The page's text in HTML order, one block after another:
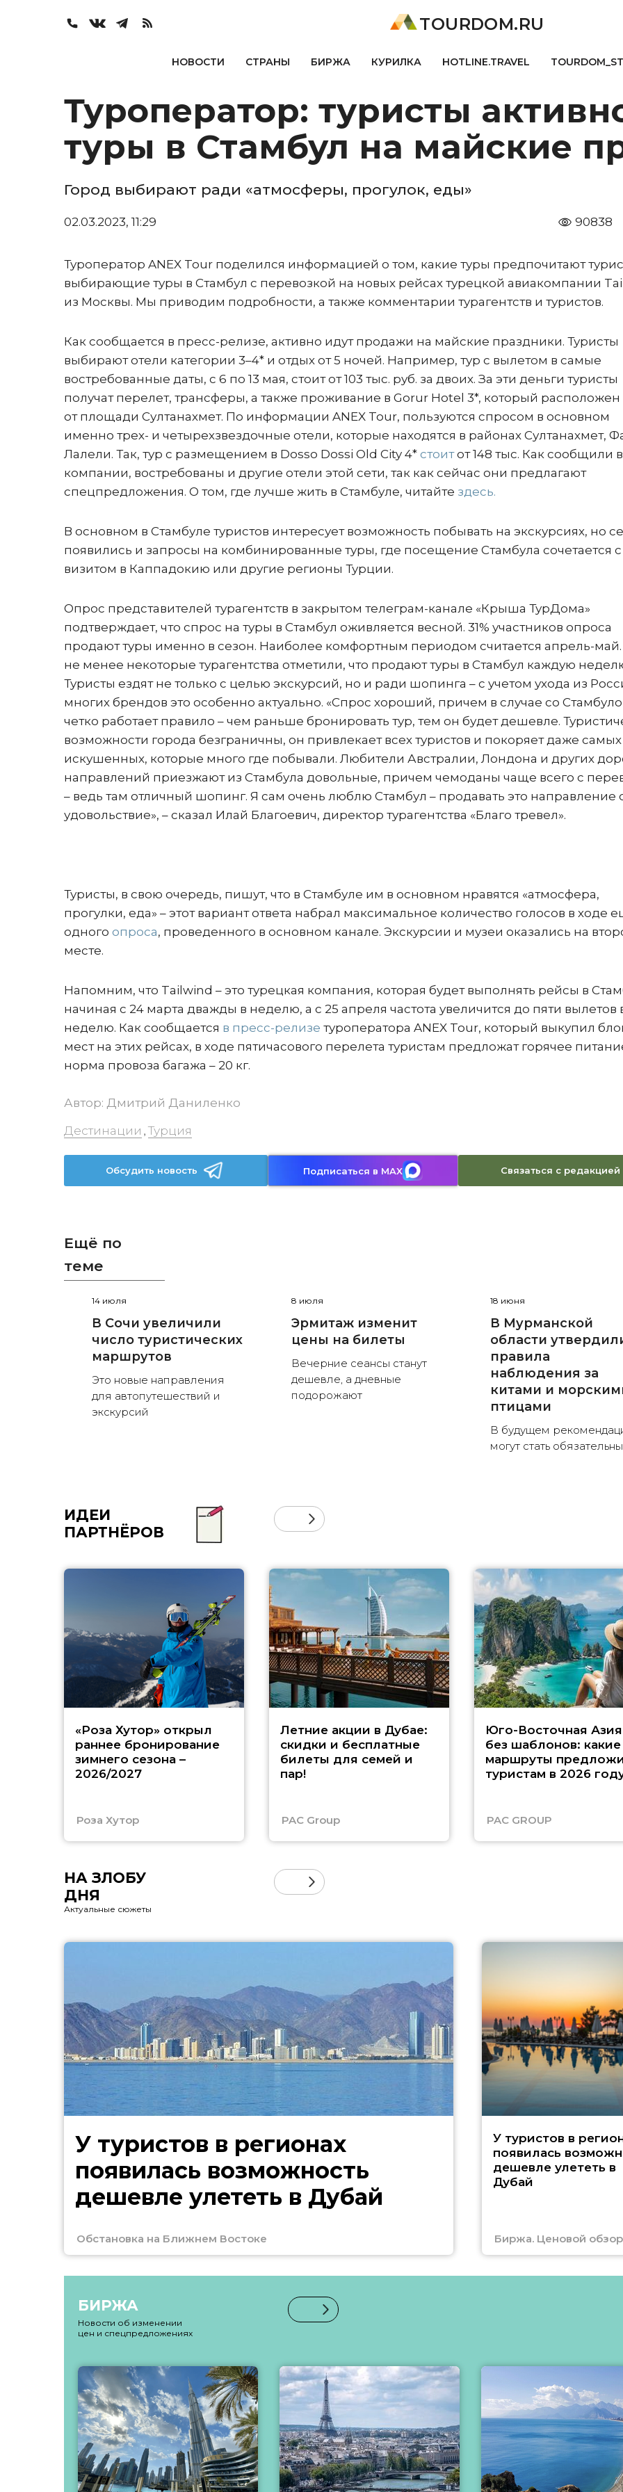
TOURDOM.RU
НОВОСТИ СТРАНЫ БИРЖА КУРИЛКА HOTLINE.TRAVEL
Туроператор: туристы
туры в Стамбул на майские
Город выбирают ради «атмосферы, прогулок, еды»
02.03.2023, 11:29 90838
Туроператор ANEX Tour поделился информацией о том, какие туры предпочитают
выбирающие туры в Стамбул с перевозкой на новых рейсах турецкой авиакомпании
из Москвы. Мы приводим подробности, а также комментарии турагентств и туристов.
Как сообщается в пресс-релизе, активно идут продажи на майские праздники. Туристы
выбирают отели категории 3–4* и отдых от 5 ночей. Например, тур с вылетом в самые
востребованные даты, с 6 по 13 мая, стоит от 103 тыс. руб. за двоих. За эти деньги туристы
получат перелет, трансферы, а также проживание в Gorur Hotel 3*, который расположен
от площади Султанахмет. По информации ANEX Tour, пользуются спросом в основном
именно трех- и четырехзвездочные отели, которые находятся в районах Султанахмет,
Лалели. Так, тур с размещением в Dosso Dossi Old City 4* стоитот 148 тыс. Как сообщили в
компании, востребованы и другие отели этой сети, так как сейчас они предлагают
спецпредложения. О том, где лучше жить в Стамбуле, читайте здесь.
В основном в Стамбуле туристов интересует возможность побывать на экскурсиях, но
появились и запросы на комбинированные туры, где посещение Стамбула сочетается с
визитом в Каппадокию или другие регионы Турции.
Опрос представителей турагентств в закрытом телеграм-канале «Крыша ТурДома»
подтверждает, что спрос на туры в Стамбул оживляется весной. 31% участников опроса
продают туры именно в сезон. Наиболее комфортным периодом считается апрель-май.
не менее некоторые турагентства отметили, что продают туры в Стамбул каждую
Туристы ездят не только с целью экскурсий, но и ради шопинга – с учетом ухода из
многих брендов это особенно актуально. «Спрос хороший, причем в случае со
четко работает правило – чем раньше бронировать тур, тем он будет дешевле.
возможности города безграничны, он привлекает всех туристов и покоряет даже самых
искушенных, которые много где побывали. Любители Австралии, Лондона и других
направлений приезжают из Стамбула довольные, причем чемоданы чаще всего с
– ведь там отличный шопинг. Я сам очень люблю Стамбул – продавать это направление
удовольствие», – сказал Илай Благоевич, директор турагентства «Благо тревел».
Туристы, в свою очередь, пишут, что в Стамбуле им в основном нравятся «атмосфера,
прогулки, еда» – этот вариант ответа набрал максимальное количество голосов в ходе
одного опроса, проведенного в основном канале. Экскурсии и музеи оказались на
месте.
Напомним, что Tailwind – это турецкая компания, которая будет выполнять рейсы в
начиная с 24 марта дважды в неделю, а с 25 апреля частота увеличится до пяти вылетов
неделю. Как сообщается в пресс-релизе туроператора ANEX Tour, который выкупил
мест на этих рейсах, в ходе пятичасового перелета туристам предложат горячее
норма провоза багажа – 20 кг.
Автор: Дмитрий Даниленко
Дестинации , Турция
Обсудить новость Подписаться в MAX Связаться с редакцией
Ещё по
теме
14 июля
В Сочи увеличили
число туристических
маршрутов
Это новые направления
для автопутешествий и
экскурсий
8 июля
Эрмитаж изменит
цены на билеты
Вечерние сеансы станут
дешевле, а дневные
подорожают
18 июня
В Мурманской
области
правила
наблюдения за
китами и
птицами
В будущем
могут стать
ИДЕИ
ПАРТНЁРОВ
«Роза Хутор» открыл
раннее бронирование
зимнего сезона –
2026/2027
Роза Хутор
Летние акции в Дубае:
скидки и бесплатные
билеты для семей и
пар!
PAC Group
Юго-Восточная Азия
без шаблонов: какие
маршруты
туристам в 2026
PAC GROUP
НА ЗЛОБУ
ДНЯ
Актуальные сюжеты
У туристов в регионах
появилась возможность
дешевле улететь в Дубай
Обстановка на Ближнем Востоке
У туристов в
появилась
дешевле улететь в
Дубай
Биржа. Ценовой обзор
БИРЖА
Новости об изменении
цен и спецпредложениях